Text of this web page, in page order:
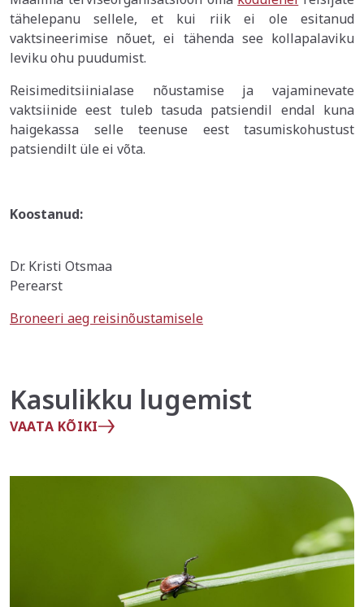
tähelepanu sellele, et kui riik ei ole esitanud
vaktsineerimise nõuet, ei tähenda see kollapalaviku
leviku ohu puudumist.
Reisimeditsiinialase nõustamise ja vajaminevate
vaktsiinide eest tuleb tasuda patsiendil endal kuna
haigekassa selle teenuse eest tasumiskohustust
patsiendilt üle ei võta.
Koostanud:
Dr. Kristi Otsmaa
Perearst
Broneeri aeg reisinõustamisele
Kasulikku lugemist
VAATA KÕIKI